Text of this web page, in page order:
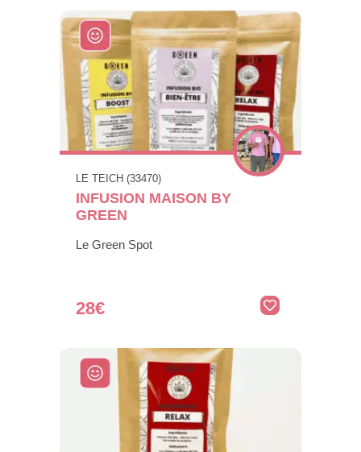
LE TEICH (33470)
INFUSION MAISON BY
GREEN
Le Green Spot
28€